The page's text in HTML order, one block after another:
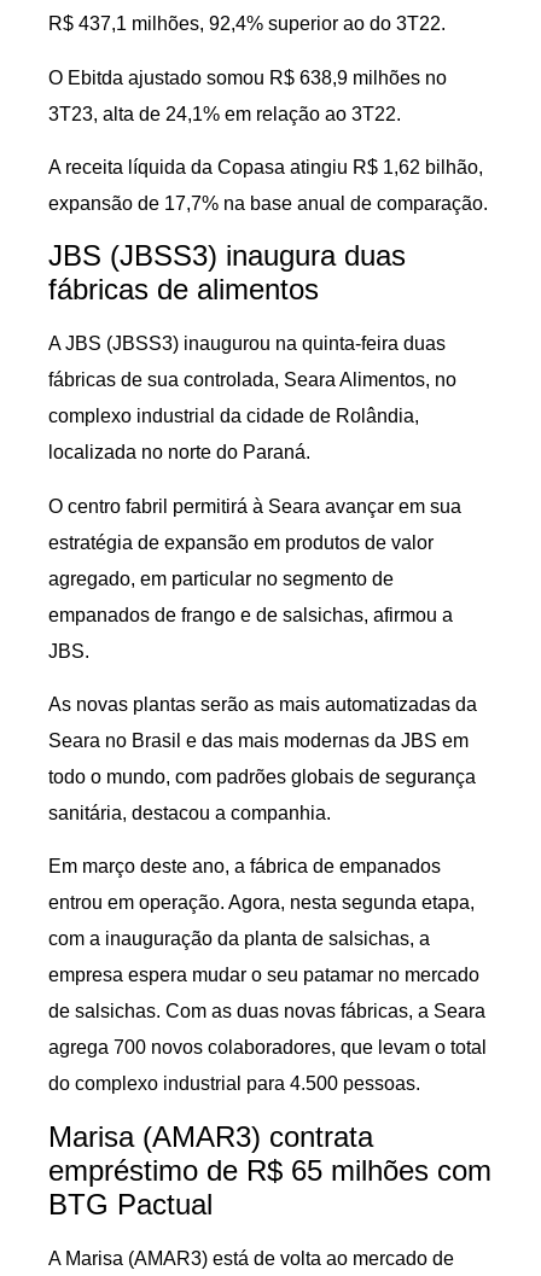
R$ 437,1 milhões, 92,4% superior ao do 3T22.
O Ebitda ajustado somou R$ 638,9 milhões no
3T23, alta de 24,1% em relação ao 3T22.
A receita líquida da Copasa atingiu R$ 1,62 bilhão,
expansão de 17,7% na base anual de comparação.
JBS (JBSS3) inaugura duas
fábricas de alimentos
A JBS (JBSS3) inaugurou na quinta-feira duas
fábricas de sua controlada, Seara Alimentos, no
complexo industrial da cidade de Rolândia,
localizada no norte do Paraná.
O centro fabril permitirá à Seara avançar em sua
estratégia de expansão em produtos de valor
agregado, em particular no segmento de
empanados de frango e de salsichas, afirmou a
JBS.
As novas plantas serão as mais automatizadas da
Seara no Brasil e das mais modernas da JBS em
todo o mundo, com padrões globais de segurança
sanitária, destacou a companhia.
Em março deste ano, a fábrica de empanados
entrou em operação. Agora, nesta segunda etapa,
com a inauguração da planta de salsichas, a
empresa espera mudar o seu patamar no mercado
de salsichas. Com as duas novas fábricas, a Seara
agrega 700 novos colaboradores, que levam o total
do complexo industrial para 4.500 pessoas.
Marisa (AMAR3) contrata
empréstimo de R$ 65 milhões com
BTG Pactual
A Marisa (AMAR3) está de volta ao mercado de